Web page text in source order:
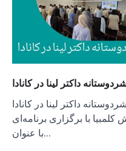
داکتر لینا در کانادا
داکتر لینا در کانادا
کلمبیا با برگزاری برنامه‌ای
با عنوان…